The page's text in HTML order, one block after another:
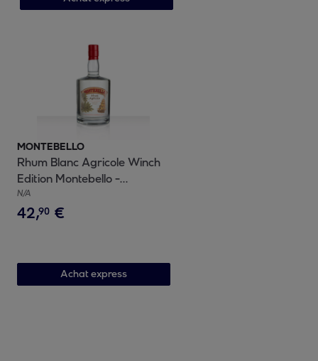
MONTEBELLO
Rhum Blanc Agricole Winch
Edition Montebello -
Guadeloupe| 50% vol | 70cl
N/A
42,90 €
Achat express